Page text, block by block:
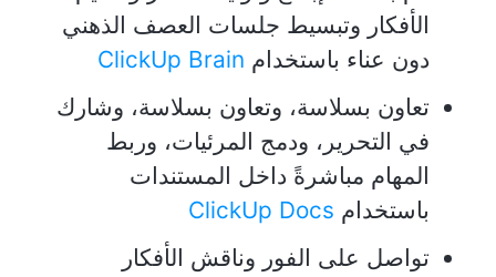
الأفكار وتبسيط جلسات العصف الذهني
دون عناء باستخدام ClickUp Brain
تعاون بسلاسة، وتعاون بسلاسة، وشارك
في التحرير، ودمج المرئيات، وربط
المهام مباشرةً داخل المستندات
باستخدام ClickUp Docs
تواصل على الفور وناقش الأفكار